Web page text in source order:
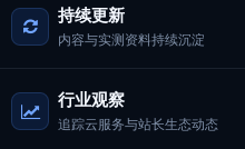
持续更新
内容与实测资料持续沉淀
行业观察
追踪云服务与站长生态动态